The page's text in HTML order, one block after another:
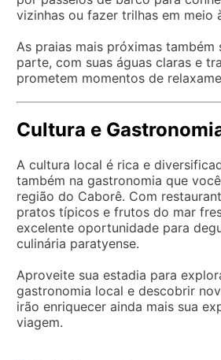
vizinhas ou fazer trilhas em meio
As praias mais próximas também
parte, com suas águas claras e
prometem momentos de
Cultura e
A cultura local é rica e
também na gastronomia que
região do Caborê. Com
pratos típicos e frutos do mar
excelente oportunidade para
culinária paratyense.
Aproveite sua estadia para
gastronomia local e descobrir
irão enriquecer ainda mais sua
viagem.